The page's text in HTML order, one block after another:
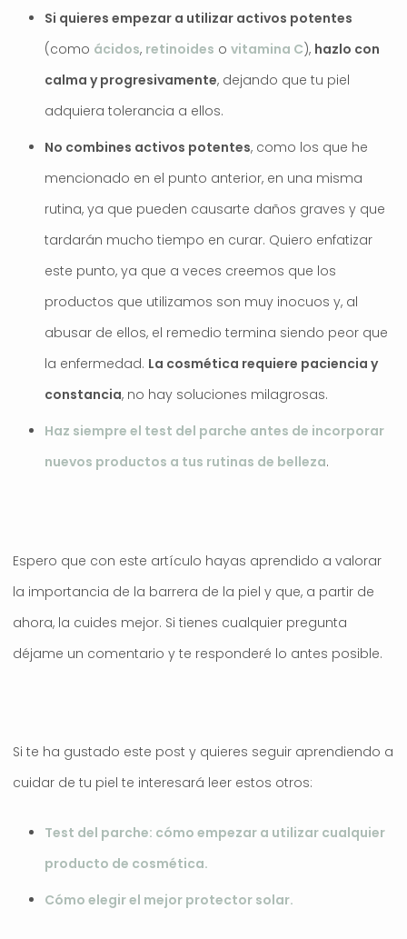
Si quieres empezar a utilizar activos potentes
(como ácidos, retinoides o vitamina C), hazlo con
calma y progresivamente, dejando que tu piel
adquiera tolerancia a ellos.
No combines activos potentes, como los que he
mencionado en el punto anterior, en una misma
rutina, ya que pueden causarte daños graves y que
tardarán mucho tiempo en curar. Quiero enfatizar
este punto, ya que a veces creemos que los
productos que utilizamos son muy inocuos y, al
abusar de ellos, el remedio termina siendo peor que
la enfermedad. La cosmética requiere paciencia y
constancia, no hay soluciones milagrosas.
Haz siempre el test del parche antes de incorporar
nuevos productos a tus rutinas de belleza.
Espero que con este artículo hayas aprendido a valorar
la importancia de la barrera de la piel y que, a partir de
ahora, la cuides mejor. Si tienes cualquier pregunta
déjame un comentario y te responderé lo antes posible.
Si te ha gustado este post y quieres seguir aprendiendo a
cuidar de tu piel te interesará leer estos otros:
Test del parche: cómo empezar a utilizar cualquier
producto de cosmética.
Cómo elegir el mejor protector solar.